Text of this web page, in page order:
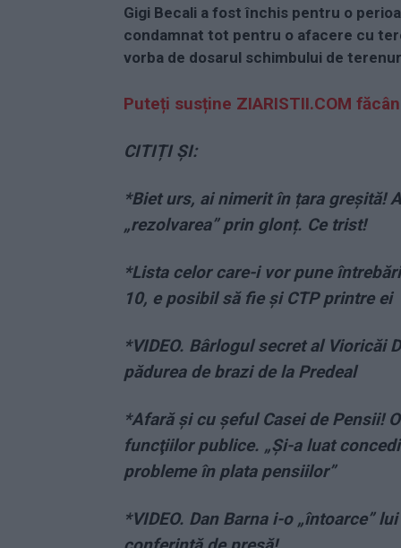
Gigi Becali a fost închis pentru o
condamnat tot pentru o afacere cu
vorba de dosarul schimbului de
Puteți susține ZIARISTII.COM
CITIȚI ȘI:
*Biet urs, ai nimerit în țara greșită!
„rezolvarea” prin glonț. Ce trist!
*Lista celor care-i vor pune
10, e posibil să fie și CTP printre ei
*VIDEO. Bârlogul secret al Vioricăi
pădurea de brazi de la Predeal
*Afară şi cu şeful Casei de Pensii!
funcţiilor publice. „Şi-a luat
probleme în plata pensiilor”
*VIDEO. Dan Barna i-o „întoarce”